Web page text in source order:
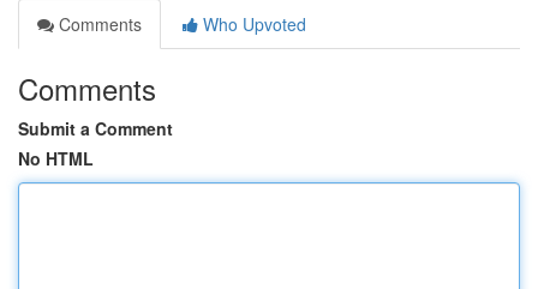
Comments
Who Upvoted
Comments
Submit a Comment
No HTML